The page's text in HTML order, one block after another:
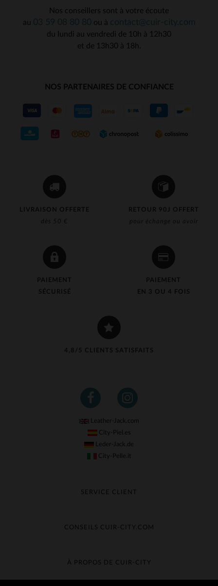
LIVRAISON OFFERTE
dès 50 €
RETOUR 90J OFFERT
pour échange ou avoir
PAIEMENT
SÉCURISÉ
PAIEMENT
EN 3 OU 4 FOIS
4,8/5 CLIENTS SATISFAITS
Nos conseillers sont à votre écoute
au
ou à
du lundi au vendredi de 10h à 12h30
et de 13h30 à 18h.
NOS PARTENAIRES DE CONFIANCE
Leather-Jack.com
City-Piel.es
Leder-Jack.de
City-Pelle.it
SERVICE CLIENT
Échange & Remboursement
Contacter le service client
CONSEILS CUIR-CITY.COM
Guide des matières
À PROPOS DE CUIR-CITY